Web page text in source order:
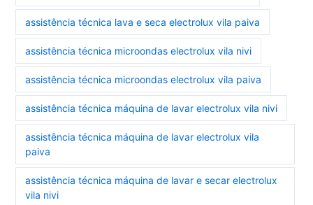
assistência técnica lava e seca electrolux vila paiva
assistência técnica microondas electrolux vila nivi
assistência técnica microondas electrolux vila paiva
assistência técnica máquina de lavar electrolux vila nivi
assistência técnica máquina de lavar electrolux vila
paiva
assistência técnica máquina de lavar e secar electrolux
vila nivi